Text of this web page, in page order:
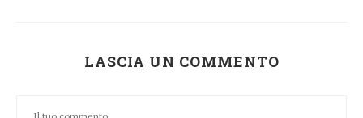
LASCIA UN COMMENTO